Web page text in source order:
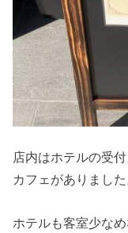
店内はホテルの受
カフェがありました
ホテルも客室少な